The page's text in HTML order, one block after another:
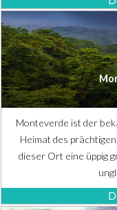
Monteverde ist der
Heimat des
dieser Ort eine üppig